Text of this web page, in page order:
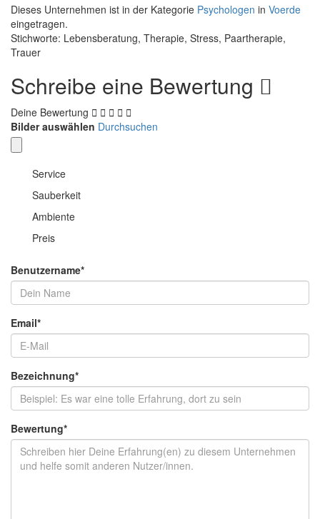
Dieses Unternehmen ist in der Kategorie Psychologen in Voerde
eingetragen.
Stichworte: Lebensberatung, Therapie, Stress, Paartherapie,
Trauer
Schreibe eine Bewertung
Deine Bewertung
Bilder auswählen Durchsuchen
Service
Sauberkeit
Ambiente
Preis
Benutzername*
Email*
Bezeichnung*
Bewertung*